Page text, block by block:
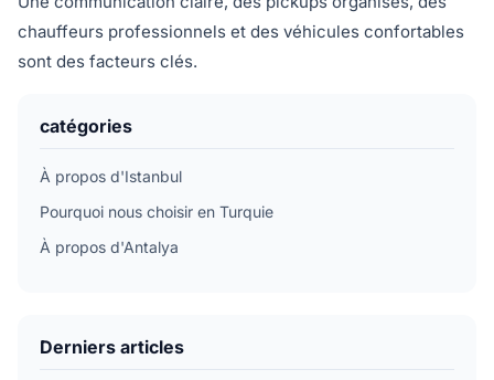
chauffeurs professionnels et des véhicules confortables
sont des facteurs clés.
catégories
À propos d'Istanbul
Pourquoi nous choisir en Turquie
À propos d'Antalya
Derniers articles